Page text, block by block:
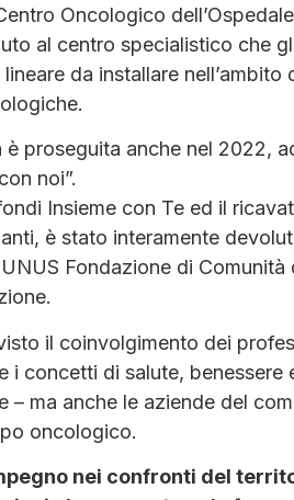
Oncologico
al centro specialistico che
da installare
proseguita anche nel 2022,
noi”.
Insieme con Te ed il
è stato interamente
Fondazione di Comunità
il coinvolgimento dei
i concetti di salute, benessere
ma anche le aziende del
oncologico.
nei confronti del